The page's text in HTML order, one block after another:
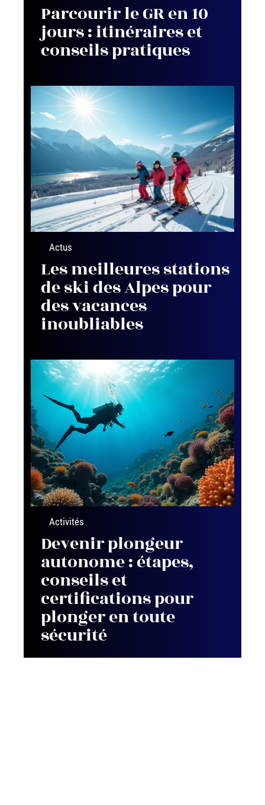
Parcourir le GR en 10
jours : itinéraires et
conseils pratiques
Actus
Les meilleures stations
de ski des Alpes pour
des vacances
inoubliables
Activités
Devenir plongeur
autonome : étapes,
conseils et
certifications pour
plonger en toute
sécurité